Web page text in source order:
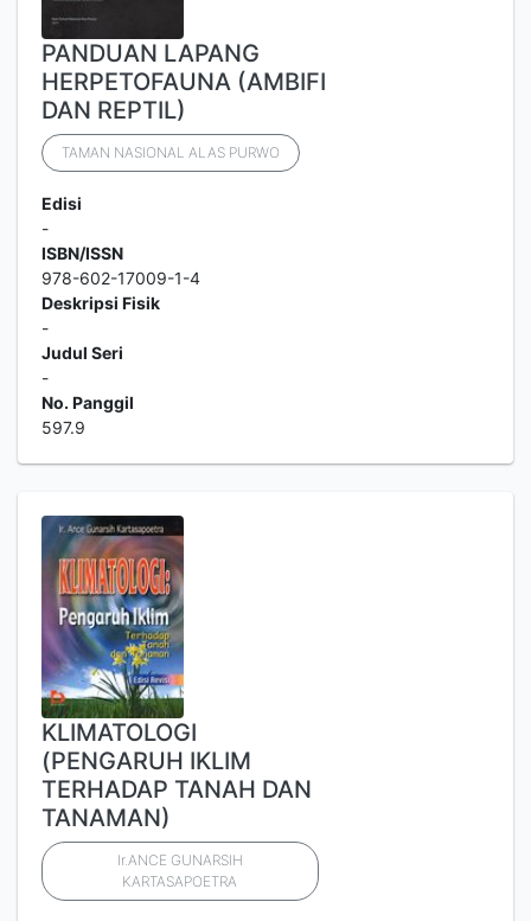
PANDUAN LAPANG
HERPETOFAUNA (AMBIFI
DAN REPTIL)
TAMAN NASIONAL ALAS PURWO
Edisi
-
ISBN/ISSN
978-602-17009-1-4
Deskripsi Fisik
-
Judul Seri
-
No. Panggil
597.9
KLIMATOLOGI
(PENGARUH IKLIM
TERHADAP TANAH DAN
TANAMAN)
Ir.ANCE GUNARSIH
KARTASAPOETRA